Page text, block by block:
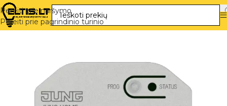
Pereiti prie naršymo
Pereiti prie pagrindinio turinio